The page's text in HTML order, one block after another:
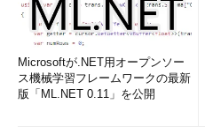
Microsoftが.NET用オープンソー
ス機械学習フレームワークの最新
版「ML.NET 0.11」を公開